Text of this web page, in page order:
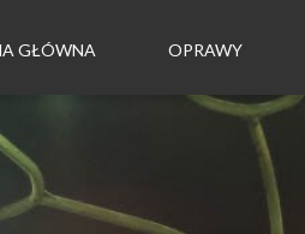
GŁÓWNA OPRAWY